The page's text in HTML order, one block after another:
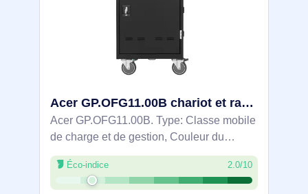
Acer GP.OFG11.00B chariot et rangement roulant Classe mobile de charge et de gestion Noir - GP.OFG11.005
Acer GP.OFG11.00B. Type: Classe mobile
de charge et de gestion, Couleur du
produit: Noir, Positionnement: Sol.
Dispositifs portables pris en charge:
Ordinateur portable, Tablette, Connecteurs
Éco-indice 2.0/10